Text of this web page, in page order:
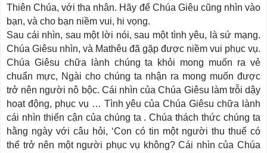
Thiên Chúa, với tha nhân. Hãy để Chúa Giêu cũng nhìn vào
bạn, và cho bạn niềm vui, hi vọng.
Sau cái nhìn, sau một lời nói, sau một tình yêu, là sứ mạng.
Chúa Giêsu nhìn, và Mathêu đã gặp được niềm vui phục vụ.
Chúa Giêsu chữa lành chúng ta khỏi mong muốn ra vẻ
chuẩn mực, Ngài cho chúng ta nhận ra mong muốn được
trở nên người nô bộc. Cái nhìn của Chúa Giêsu làm trỗi dậy
hoạt động, phục vụ … Tình yêu của Chúa Giêsu chữa lành
cái nhìn thiển cận của chúng ta . Chúa thách thức chúng ta
hằng ngày với câu hỏi, ‘Con có tin một người thu thuế có
thể trở nên một người phục vụ không? Cái nhìn của Chúa